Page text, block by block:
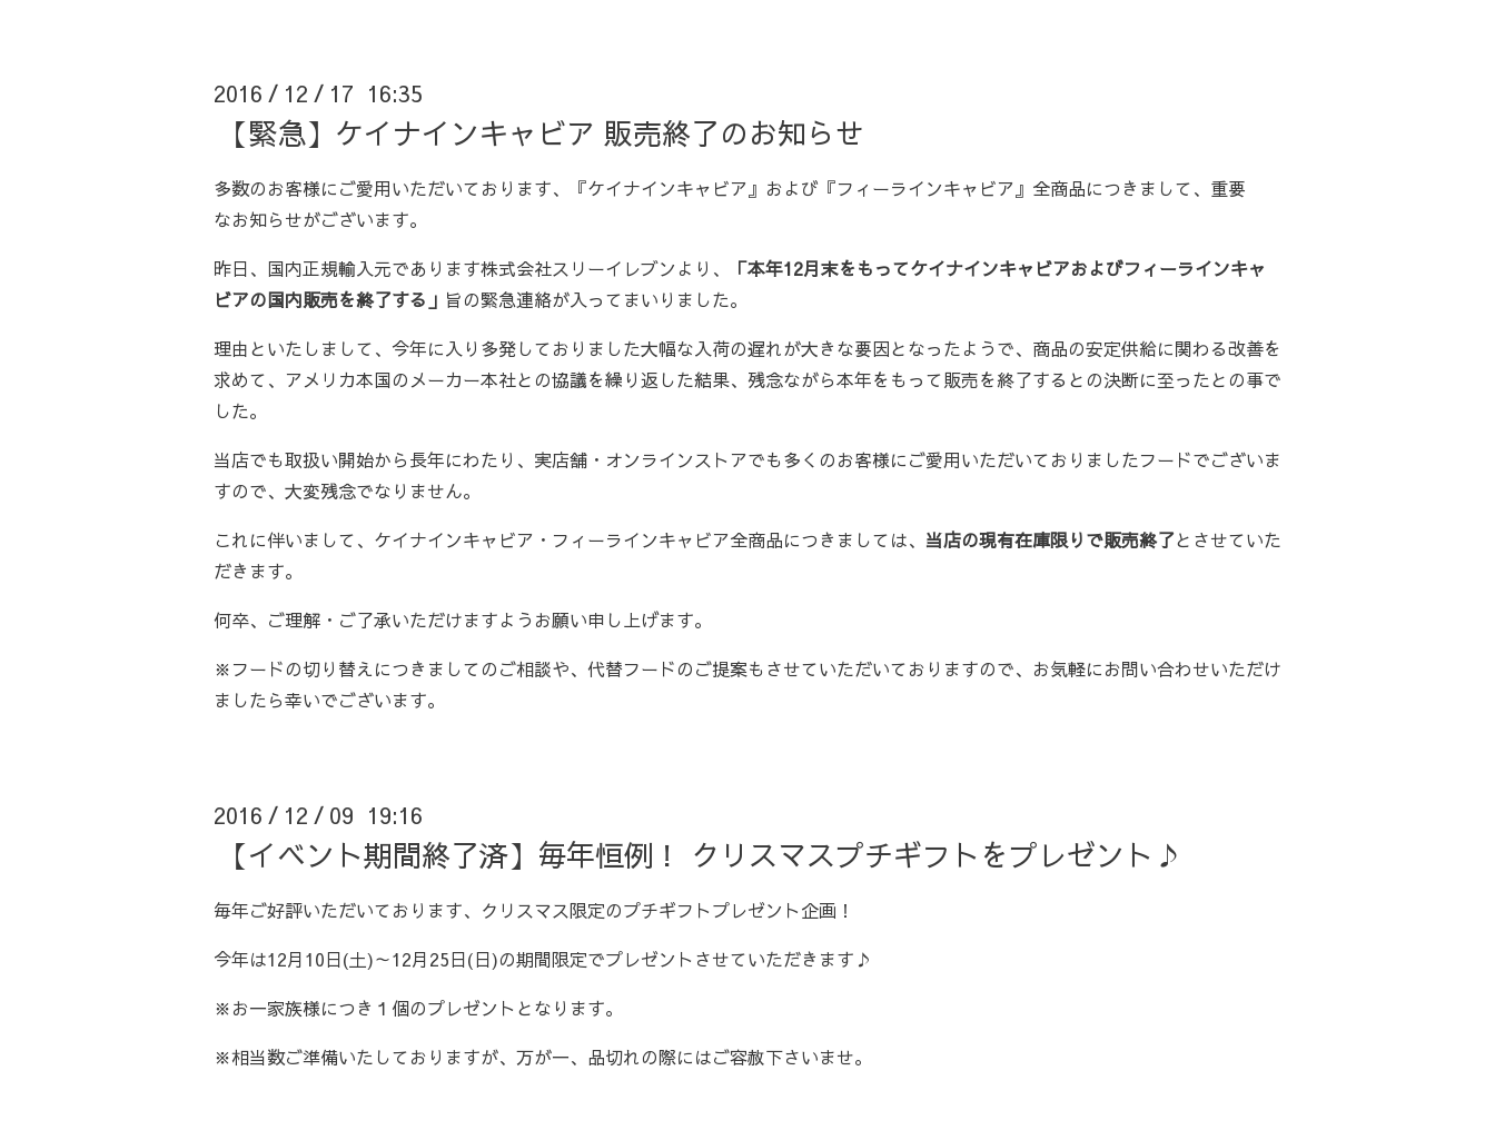
2016 / 12 / 17 16:35
【緊急】ケイナインキャビア 販売終了のお知らせ
多数のお客様にご愛用いただいております、『ケイナインキャビア』および『フィーラインキャビア』全商品につきまして、重要
なお知らせがございます。
昨日、国内正規輸入元であります株式会社スリーイレブンより、
「本年12月末をもってケイナインキャビアおよびフィーラインキャ
ビアの国内販売を終了する」 旨の緊急連絡が入ってまいりました。
理由といたしまして、今年に入り多発しておりました大幅な入荷の遅れが大きな要因となったようで、商品の安定供給に関わる改善を
求めて、アメリカ本国のメーカー本社との協議を繰り返した結果、残念ながら本年をもって販売を終了するとの決断に至ったとの事で
した。
当店でも取扱い開始から長年にわたり、実店舗・オンラインストアでも多くのお客様にご愛用いただいておりましたフードでございま
すので、大変残念でなりません。
これに伴いまして、ケイナインキャビア・フィーラインキャビア全商品につきましては、 当店の現有在庫限りで販売終了とさせていた
だきます。
何卒、ご理解・ご了承いただけますようお願い申し上げます。
※フードの切り替えにつきましてのご相談や、代替フードのご提案もさせていただいておりますので、お気軽にお問い合わせいただけ
ましたら幸いでございます。
2016 / 12 / 09 19:16
【イベント期間終了済】毎年恒例！ クリスマスプチギフトをプレゼント♪
毎年ご好評いただいております、クリスマス限定のプチギフトプレゼント企画！
今年は12月10日(土)～12月25日(日)の期間限定でプレゼントさせていただきます♪
※お一家族様につき１個のプレゼントとなります。
※相当数ご準備いたしておりますが、万が一、品切れの際にはご容赦下さいませ。